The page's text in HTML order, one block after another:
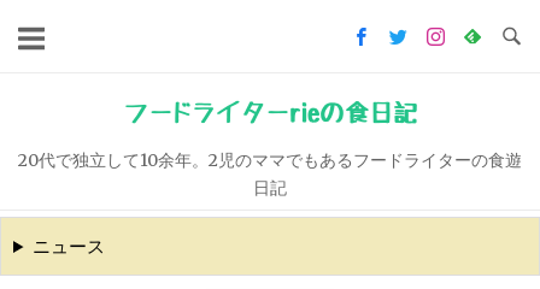
キ
ッ
フードライターrieの食日記
20代で独立して10余年。2児のママでもあるフードライターの食遊
日記
ニュース